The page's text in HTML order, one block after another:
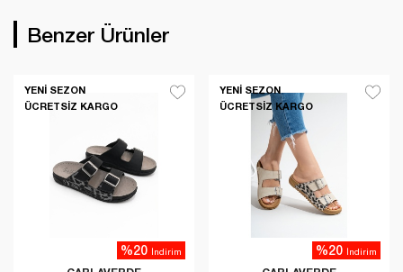
Benzer Ürünler
YENI SEZON
ÜCRETSIZ KARGO
%20 İndirim
YENI SEZON
ÜCRETSIZ KARGO
%20 İndirim